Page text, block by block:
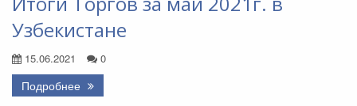
Узбекистане
15.06.2021 0
Подробнее